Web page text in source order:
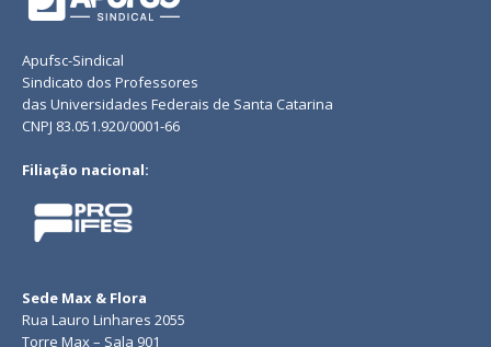
Apufsc-Sindical
Sindicato dos Professores
das Universidades Federais de Santa Catarina
CNPJ 83.051.920/0001-66
Filiação nacional:
Sede Max & Flora
Rua Lauro Linhares 2055
Torre Max – Sala 901